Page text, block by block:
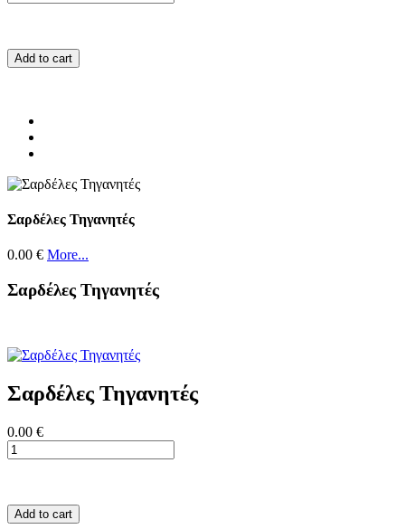
Add to cart
Σαρδέλες Τηγανητές
0.00 € More...
Σαρδέλες Τηγανητές
Σαρδέλες Τηγανητές
0.00 €
Add to cart